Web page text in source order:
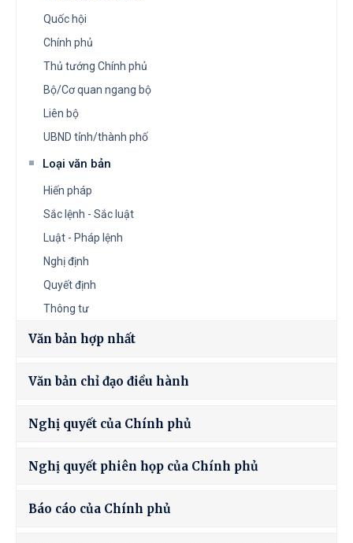
Quốc hội
Chính phủ
Thủ tướng Chính phủ
Bộ/Cơ quan ngang bộ
Liên bộ
UBND tỉnh/thành phố
Loại văn bản
Hiến pháp
Sắc lệnh - Sắc luật
Luật - Pháp lệnh
Nghị định
Quyết định
Thông tư
Văn bản hợp nhất
Văn bản chỉ đạo điều hành
Nghị quyết của Chính phủ
Nghị quyết phiên họp của Chính phủ
Báo cáo của Chính phủ